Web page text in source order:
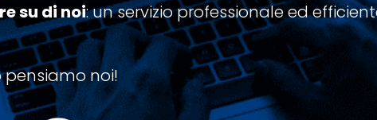
su di noi: un servizio professionale ed
pensiamo noi!